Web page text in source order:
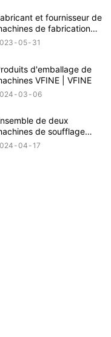
et fournisseur de
de fabrication
bouteilles d'eau de
05 31
d'emballage de
VFINE | VFINE
03 06
de deux
de soufflage
vitesse VFINE
04 17